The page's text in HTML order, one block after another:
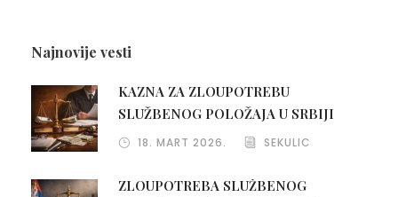
Najnovije vesti
KAZNA ZA ZLOUPOTREBU
SLUŽBENOG POLOŽAJA U SRBIJI
18. MART 2026. SEKULIC
ZLOUPOTREBA SLUŽBENOG